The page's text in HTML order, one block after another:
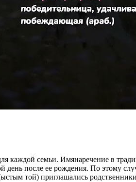
семьи. Имянаречение в
после ее рождения. По этому
той) приглашались